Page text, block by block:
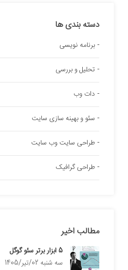
دسته بندی ها
برنامه نویسی
تحلیل و بررسی
دات وب
سئو و بهینه سازی سایت
طراحی سایت وب سایت
طراحی گرافیک
مطالب اخیر
5 ابزار برتر سئو گوگل
سه شنبه 02/تیر/1405